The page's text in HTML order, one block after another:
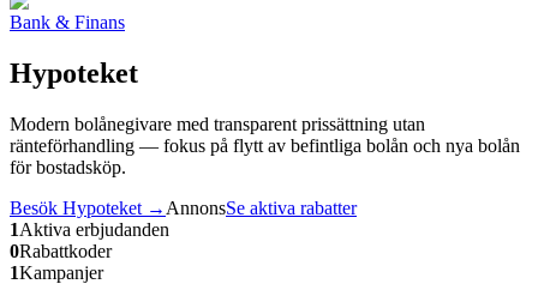
Bank & Finans
Hypoteket
Modern bolånegivare med transparent prissättning utan
ränteförhandling — fokus på flytt av befintliga bolån och nya bolån
för bostadsköp.
Besök Hypoteket → AnnonsSe aktiva rabatter
1Aktiva erbjudanden
0Rabattkoder
1Kampanjer